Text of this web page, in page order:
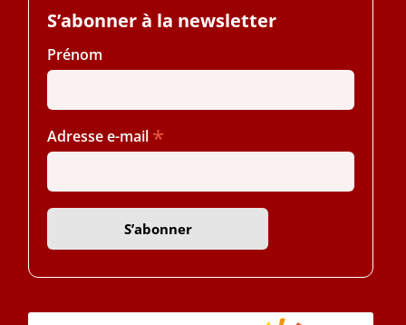
S’abonner à la newsletter
Prénom
Adresse e-mail *